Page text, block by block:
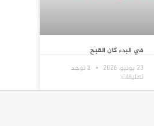
في البدء كان القبح
23 يونيو، 2026 لا توجد
تعليقات